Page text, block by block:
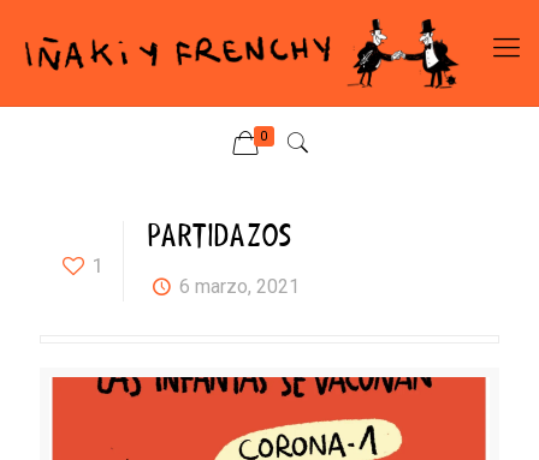
0
1
PARTIDAZOS
6 marzo, 2021